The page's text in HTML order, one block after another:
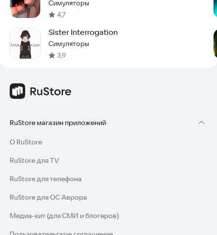
Симуляторы
4,7
Sister Interrogation
Симуляторы
3,9
RuStore магазин приложений
О RuStore
RuStore для TV
RuStore для телефона
RuStore для ОС Аврора
Медиа-кит (для СМИ и блогеров)